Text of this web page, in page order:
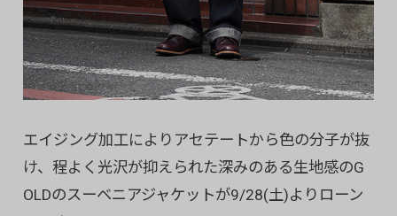
エイジング加工によりアセテートから色の分子が抜
け、程よく光沢が抑えられた深みのある生地感のG
OLDのスーベニアジャケットが9/28(土)よりローン